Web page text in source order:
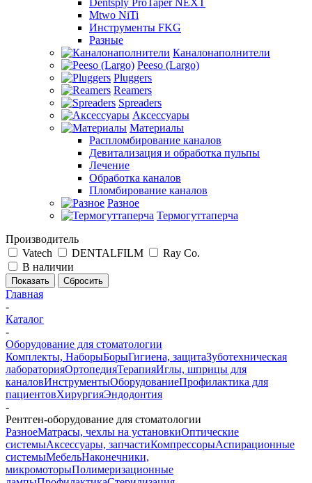
Dentsply ProTaper NEXT
Mtwo NiTi
Инструменты FKG
Разные
Каналонаполнители
Peeso (Largo)
Pluggers
Reamers
Spreaders
Аксессуары
Материалы
Распломбирование каналов
Девитализация и обработка пульпы
Лечение
Обработка каналов
Пломбирование каналов
Разное
Термогуттаперча
Производитель
Vatech
DENTALFILM
Ray Co.
В наличии
Сбросить
Главная
-
Каталог
-
Оборудование для стоматологии
Комплекты, НаборыБорыГигиена, защитаЗуботехническая
лабораторияОртопедияТерапияИглы, шприцы для
каналовИнструментыОборудованиеПрофилактика для
пациентовХирургияЭндодонтия
-
Рентген-оборудование для стоматологии
РазноеМатрасы, чехлы на установкиОптические
системыАксессуары, запчастиКомпрессорыАспирационные
системыМебельНаконечники,
микромоторыПолимеризационные